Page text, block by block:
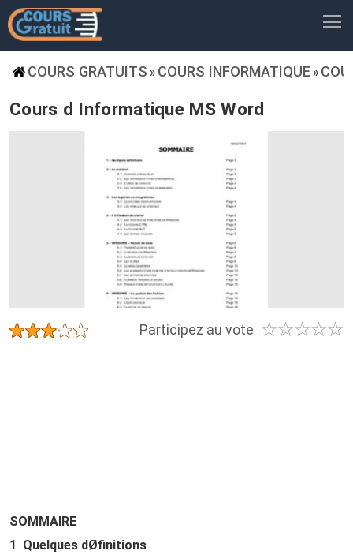
COURS GRATUITS » COURS INFORMATIQUE »
Cours d Informatique MS Word
Participez au vote ☆☆☆☆☆
★★★★★
SOMMAIRE
1 Quelques dØfinitions